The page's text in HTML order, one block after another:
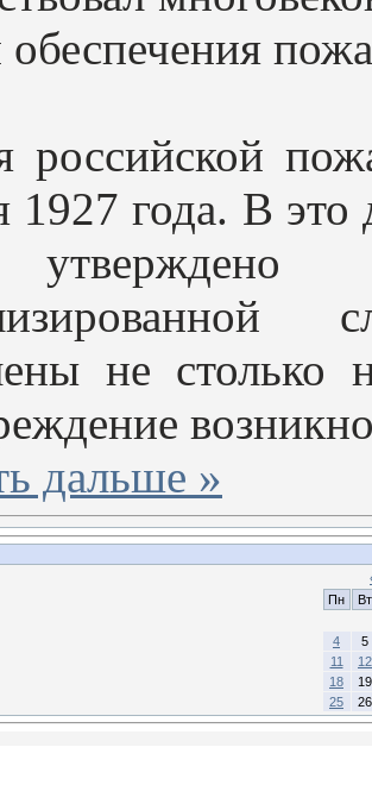
обеспечения
российской
1927 года. В это
не столько
дальше »
Пн
Вт
4
5
11
12
18
19
25
26